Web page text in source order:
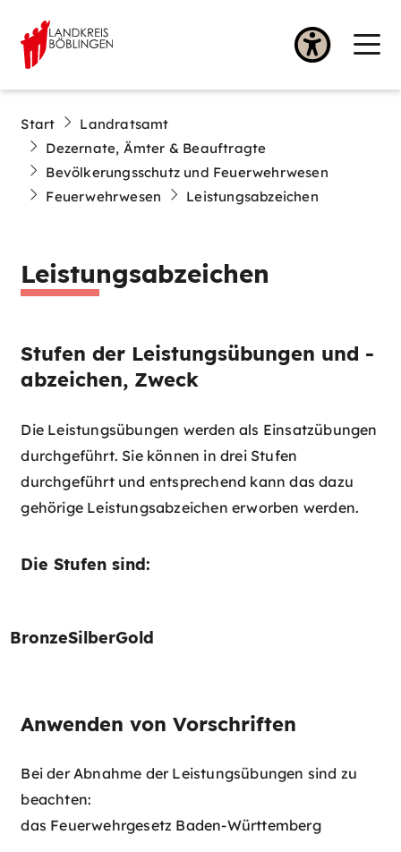
Start
Landratsamt
Dezernate, Ämter & Beauftragte
Bevölkerungsschutz und Feuerwehrwesen
Feuerwehrwesen
Leistungsabzeichen
Leistungsabzeichen
Stufen der Leistungsübungen und -
abzeichen, Zweck​
Die Leistungsübungen werden als Einsatzübungen
durchgeführt. Sie können in drei Stufen
durchgeführt und entsprechend kann das dazu
gehörige Leistungsabzeichen erworben werden.
Die Stufen sind:
BronzeSilber​Gold
Anwenden von Vorschriften
Bei der Abnahme der Leistungsübungen sind zu
beachten:
das Feuerwehrgesetz Baden-Württemberg